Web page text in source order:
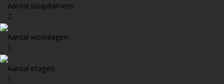
Aantal slaapkamers
2
Aantal woonlagen
1
Aantal etages
1